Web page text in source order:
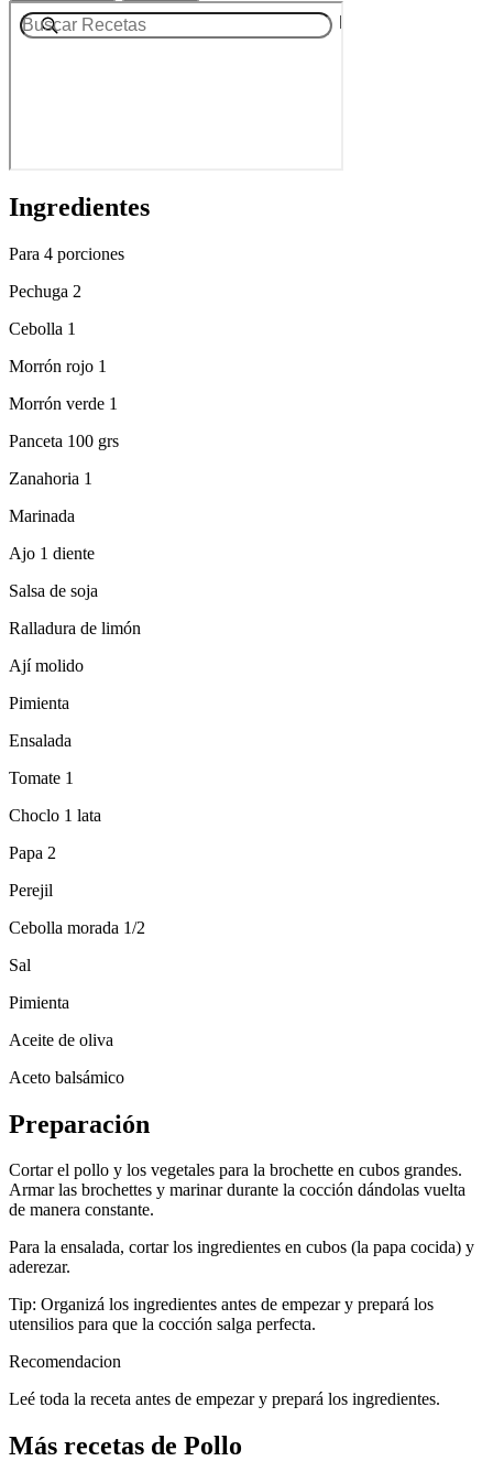
Ingredientes
Para 4 porciones
Pechuga 2
Cebolla 1
Morrón rojo 1
Morrón verde 1
Panceta 100 grs
Zanahoria 1
Marinada
Ajo 1 diente
Salsa de soja
Ralladura de limón
Ají molido
Pimienta
Ensalada
Tomate 1
Choclo 1 lata
Papa 2
Perejil
Cebolla morada 1/2
Sal
Pimienta
Aceite de oliva
Aceto balsámico
Preparación
Cortar el pollo y los vegetales para la brochette en cubos grandes.
Armar las brochettes y marinar durante la cocción dándolas vuelta
de manera constante.
Para la ensalada, cortar los ingredientes en cubos (la papa cocida) y
aderezar.
Tip: Organizá los ingredientes antes de empezar y prepará los
utensilios para que la cocción salga perfecta.
Recomendacion
Leé toda la receta antes de empezar y prepará los ingredientes.
Más recetas de Pollo